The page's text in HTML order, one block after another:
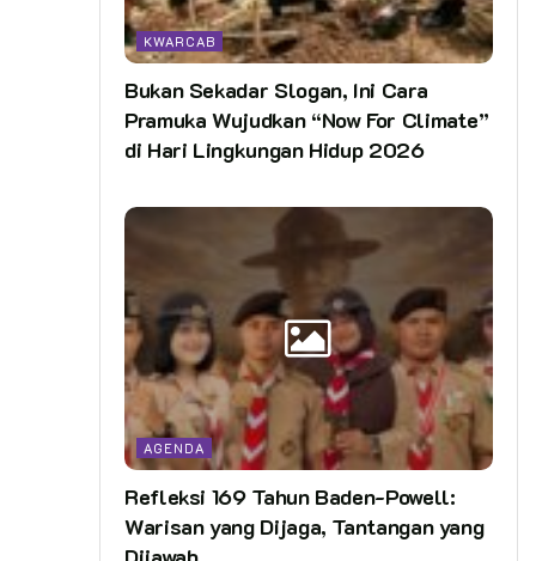
KWARCAB
Bukan Sekadar Slogan, Ini Cara
Pramuka Wujudkan “Now For Climate”
di Hari Lingkungan Hidup 2026
AGENDA
Refleksi 169 Tahun Baden-Powell:
Warisan yang Dijaga, Tantangan yang